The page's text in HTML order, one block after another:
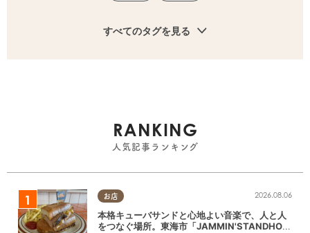
すべてのタグを見る
RANKING
人気記事ランキング
お店 2026.08.06
本格キューバサンドと心地よい音楽で、人と人
をつなぐ場所。東海市「JAMMIN'STANDHOU